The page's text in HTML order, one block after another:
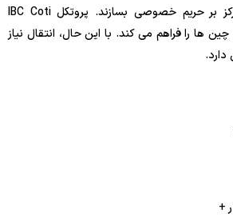
برنامه های کاربردی متمرکز بر حریم خصوصی بسازند. پروتکل IBC Coti
ها را فراهم می کند. با این حال، انتقال نیاز